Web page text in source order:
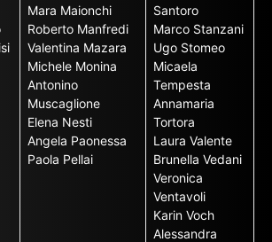
Mara Maionchi
Roberto Manfredi
Valentina Mazara
Michele Monina
Antonino
Muscaglione
Elena Nesti
Angela Paonessa
Paola Pellai
Santoro
Marco Stanzani
Ugo Stomeo
Micaela
Tempesta
Annamaria
Tortora
Laura Valente
Brunella Vedani
Veronica
Ventavoli
Karin Voch
Alessandra